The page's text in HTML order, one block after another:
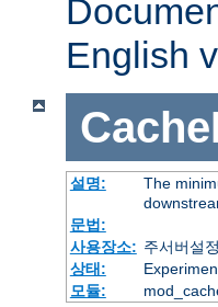
English
설명:
The
문법:
사용장소: 주서버설
상태:
모듈: